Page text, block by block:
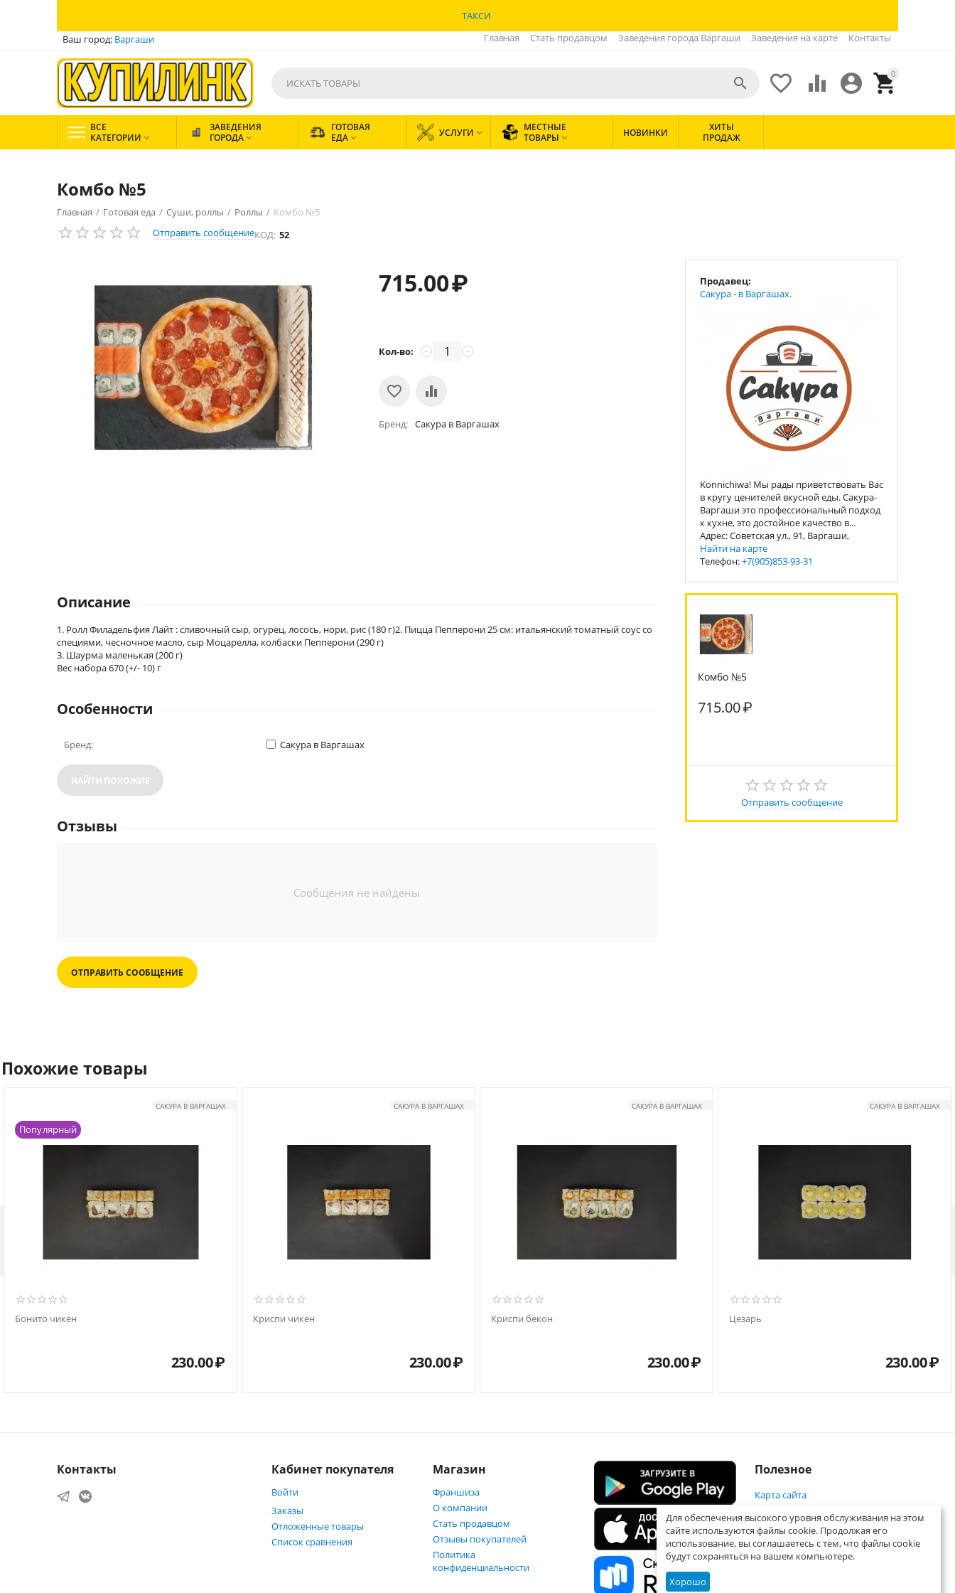
ТАКСИ
Ваш город: Варгаши Главная Стать продавцом Заведения города Варгаши Заведения на карте Контакты
0


 

ВСЕ
КАТЕГОРИИ 
ЗАВЕДЕНИЯ
ГОРОДА 
ГОТОВАЯ
ЕДА  УСЛУГИ 
МЕСТНЫЕ
ТОВАРЫ  НОВИНКИ
ХИТЫ
ПРОДАЖ
Комбо №5
Главная / Готовая еда / Суши, роллы / Роллы / Комбо №5
Отправить сообщениеКОД: 52
715.00₽
Кол-во: +
−
Бренд Сакура в Варгашах
Продавец:
Сакура - в Варгашах.
Konnichiwa! Мы рады приветствовать Вас
в кругу ценителей вкусной еды. Сакура-
Варгаши это профессиональный подход
к кухне, это достойное качество в...
Адрес: Советская ул., 91, Варгаши,
Найти на карте
Телефон:+7(905)853-93-31
Комбо №5
715.00₽
Отправить сообщение
Описание
1. Ролл Филадельфия Лайт : сливочный сыр, огурец, лосось, нори, рис (180 г)2. Пицца Пепперони 25 см: итальянский томатный соус со
специями, чесночное масло, сыр Моцарелла, колбаски Пепперони (290 г)
3. Шаурма маленькая (200 г)
Вес набора 670 (+/- 10) г
Особенности
Бренд: Сакура в Варгашах
НАЙТИ ПОХОЖИЕ
Отзывы
Сообщения не найдены
ОТПРАВИТЬ СООБЩЕНИЕ
Похожие товары
САКУРА В ВАРГАШАХ
Популярный
Бонито чикен
230.00₽
САКУРА В ВАРГАШАХ
Криспи чикен
230.00₽
САКУРА В ВАРГАШАХ
Криспи бекон
230.00₽
САКУРА В ВАРГАШАХ
Цезарь
230.00₽
Контакты Кабинет покупателя
Войти
Заказы
Отложенные товары
Список сравнения
Магазин
Франшиза
О компании
Стать продавцом
Отзывы покупателей
Политика
конфиденциальности
Полезное
Карта сайта
Для обеспечения высокого уровня обслуживания на этом
сайте используются файлы cookie. Продолжая его
использование, вы соглашаетесь с тем, что файлы cookie
будут сохраняться на вашем компьютере.
Хорошо